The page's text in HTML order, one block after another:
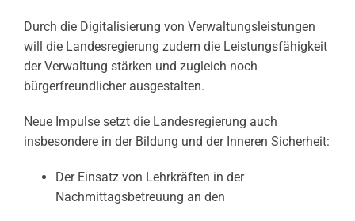
Durch die Digitalisierung von Verwaltungsleistungen
will die Landesregierung zudem die Leistungsfähigkeit
der Verwaltung stärken und zugleich noch
bürgerfreundlicher ausgestalten.
Neue Impulse setzt die Landesregierung auch
insbesondere in der Bildung und der Inneren Sicherheit:
Der Einsatz von Lehrkräften in der
Nachmittagsbetreuung an den